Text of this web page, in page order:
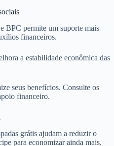
BPC permite um suporte mais
financeiros.
a estabilidade econômica das
seus benefícios. Consulte os
financeiro.
grátis ajudam a reduzir o
para economizar ainda mais.